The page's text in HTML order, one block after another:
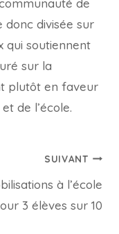
de
donc divisée sur
qui soutiennent
sur la
plutôt en faveur
de l’école.
SUIVANT
à l’école
3 élèves sur 10